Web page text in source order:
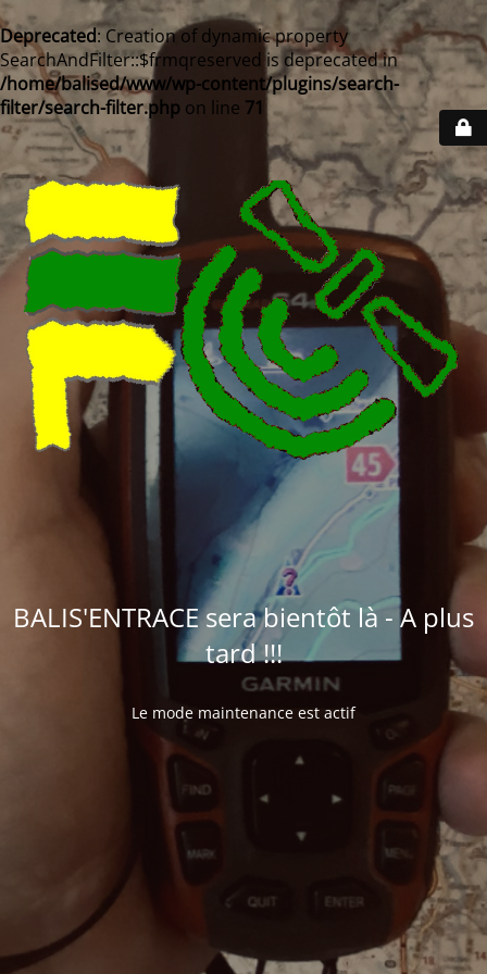
Deprecated: Creation of dynamic property
SearchAndFilter::$frmqreserved is deprecated in
/home/balised/www/wp-content/plugins/search-
filter/search-filter.php on line 71
BALIS'ENTRACE sera bientôt là - A plus
tard !!!
Le mode maintenance est actif